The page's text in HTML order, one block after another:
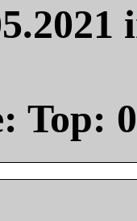
Top: 0